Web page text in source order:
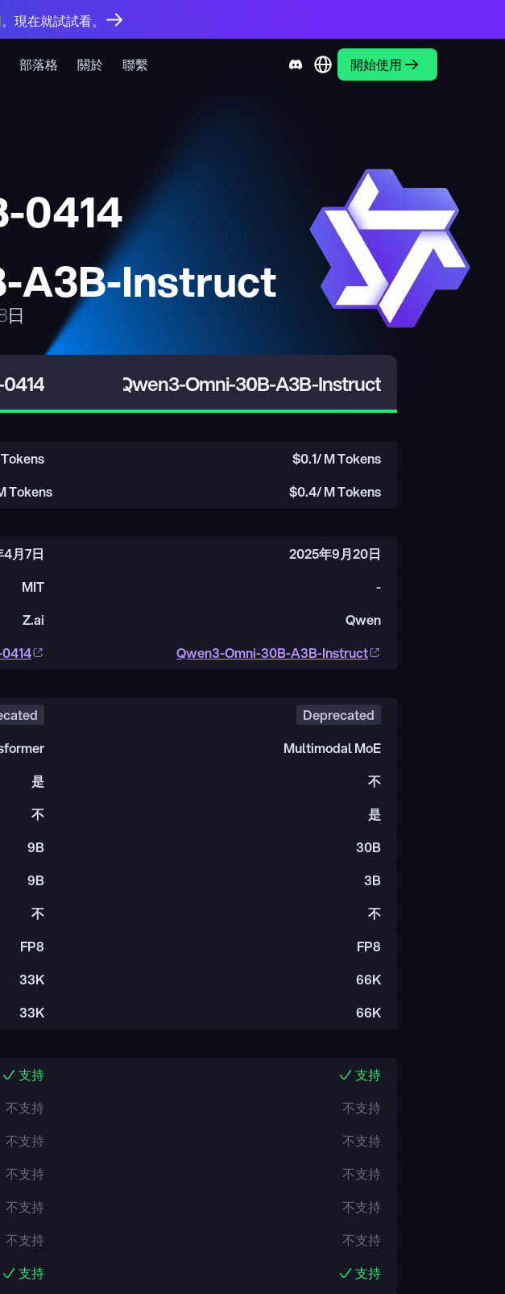
部落格 關於 聯繫 開始使用
現在就試試看。
0414
A3B-Instruct
Qwen3-Omni-30B-A3B-Instruct
$0.1/ M Tokens
Tokens $0.4/ M Tokens
月7日
2025年9月20日
MIT
-
Z.ai
Qwen
Qwen3-Omni-30B-A3B-Instruct
Deprecated
Multimodal MoE
是
不
不
是
9B
30B
9B
3B
不
不
FP8
FP8
33K
66K
33K 66K
支持
支持
不支持
不支持
不支持
不支持
不支持
不支持
不支持
不支持
不支持
不支持
支持
支持